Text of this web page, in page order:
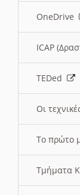
OneDrive
ICAP
TEDed
Οι
Το πρώτο
Τμήματα